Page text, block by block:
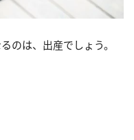
のは、出産でしょう。